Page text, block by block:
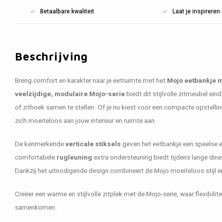
Betaalbare kwaliteit Laat je
Beschrijving
Breng comfort en karakter naar je eetruimte met het Mojo eetbankje
veelzijdige, modulaire Mojo-seriebiedt dit stijlvolle zitmeubel
of zithoek samen te stellen. Of je nu kiest voor een compacte
zich moeiteloos aan jouw interieur en ruimte aan.
De kenmerkendeverticale stiksels geven het eetbankje een
comfortabele rugleuning extra ondersteuning biedt tijdens lange
Dankzij het uitnodigende design combineert de Mojo moeiteloos stijl
Creëer een warme en stijlvolle zitplek met de Mojo-serie, waar
samenkomen.